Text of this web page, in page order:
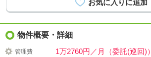
物件概要・詳細
管理費 1万2760円／月（委託(巡回)）